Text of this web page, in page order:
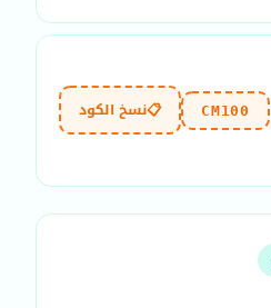
CM100
📋نسخ الكود